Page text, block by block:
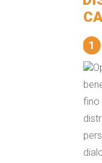
1
fino